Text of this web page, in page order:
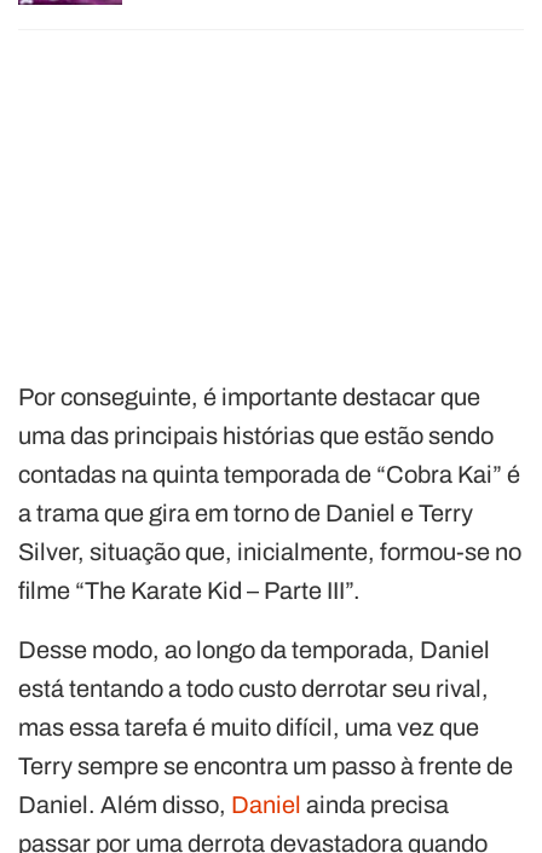
Por conseguinte, é importante destacar que
uma das principais histórias que estão sendo
contadas na quinta temporada de “Cobra Kai” é
a trama que gira em torno de Daniel e Terry
Silver, situação que, inicialmente, formou-se no
filme “The Karate Kid – Parte III”.
Desse modo, ao longo da temporada, Daniel
está tentando a todo custo derrotar seu rival,
mas essa tarefa é muito difícil, uma vez que
Terry sempre se encontra um passo à frente de
Daniel. Além disso, Daniel ainda precisa
passar por uma derrota devastadora quando